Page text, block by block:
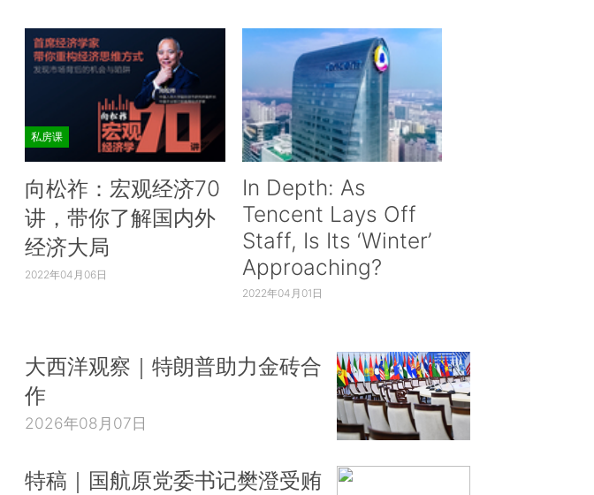
私房课
向松祚：宏观经济70
讲，带你了解国内外
经济大局
2022年04月06日
In Depth: As
Tencent Lays Off
Staff, Is Its ‘Winter’
Approaching?
2022年04月01日
大西洋观察｜特朗普助力金砖合
作
2026年08月07日
特稿｜国航原党委书记樊澄受贿